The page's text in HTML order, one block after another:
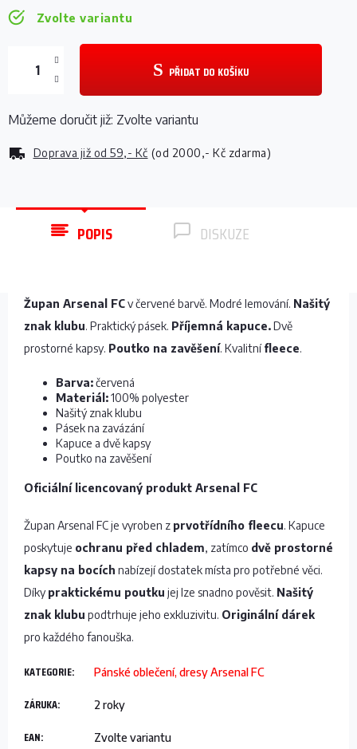
Zvolte variantu
Doprava již od 59,- Kč (od 2000,- Kč zdarma)
PŘIDAT DO KOŠÍKU
Můžeme doručit již: Zvolte variantu
POPIS DISKUZE
Župan Arsenal FCv červené barvě. Modré lemování. Našitý
znak klubu. Praktický pásek. Příjemná kapuce.Dvě
prostorné kapsy. Poutko na zavěšení. Kvalitnífleece.
Barva:červená
Materiál:100% polyester
Našitý znak klubu
Pásek na zavázání
Kapuce a dvě kapsy
Poutko na zavěšení
Oficiální licencovaný produkt Arsenal FC
Župan Arsenal FC je vyroben z prvotřídního fleecu. Kapuce
poskytuje ochranu před chladem, zatímco dvě prostorné
kapsy na bocích nabízejí dostatek místa pro potřebné věci.
Díkypraktickému poutku jej lze snadno pověsit. Našitý
znak klubu podtrhuje jeho exkluzivitu. Originální dárek
pro každého fanouška.
KATEGORIE: Pánské oblečení, dresy Arsenal FC
ZÁRUKA: 2 roky
EAN: Zvolte variantu